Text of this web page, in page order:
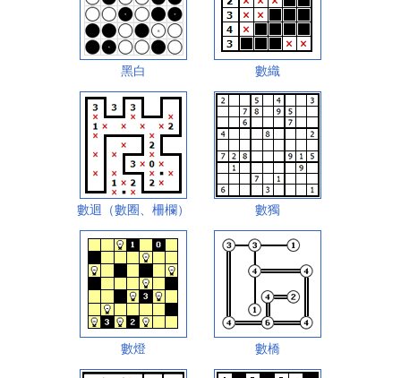
黑白 數織
數迴（數圈、柵欄） 數獨
數燈 數橋